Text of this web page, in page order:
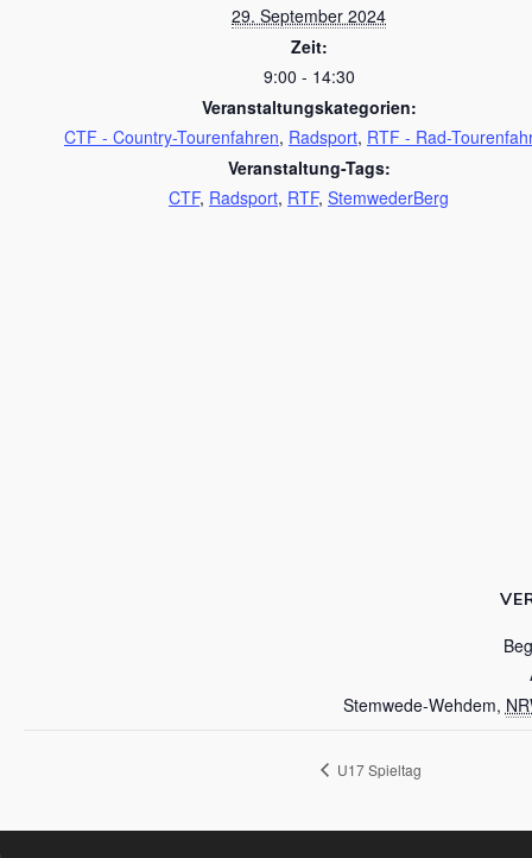
29. September 2024
Zeit:
9:00 - 14:30
Veranstaltungskategorien:
CTF - Country-Tourenfahren, Radsport, RTF - Rad-
Veranstaltung-Tags:
CTF, Radsport, RTF, StemwederBerg
Stemwede-Wehdem,
U17 Spieltag